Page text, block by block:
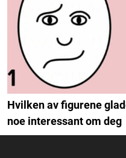
Hvilken av figurene
noe interessant om deg